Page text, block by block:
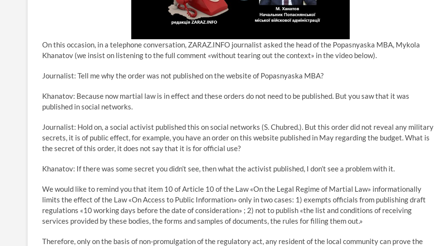
On this occasion, in a telephone conversation, ZARAZ.INFO journalist asked the head of the Popasnyaska MBA, Mykola
Khanatov (we insist on listening to the full comment «without tearing out the context» in the video below).
Journalist: Tell me why the order was not published on the website of Popasnyaska MBA?
Khanatov: Because now martial law is in effect and these orders do not need to be published. But you saw that it was
published in social networks.
Journalist: Hold on, a social activist published this on social networks (S. Chubred.). But this order did not reveal any military
secrets, it is of public effect, for example, you have an order on this website published in May regarding the budget. What is
the secret of this order, it does not say that it is for official use?
Khanatov: If there was some secret you didn’t see, then what the activist published, I don’t see a problem with it.
We would like to remind you that item 10 of Article 10 of the Law «On the Legal Regime of Martial Law» informationally
limits the effect of the Law «On Access to Public Information» only in two cases: 1) exempts officials from publishing draft
regulations «10 working days before the date of consideration» ; 2) not to publish «the list and conditions of receiving
services provided by these bodies, the forms and samples of documents, the rules for filling them out.»
Therefore, only on the basis of non-promulgation of the regulatory act, any resident of the local community can prove the